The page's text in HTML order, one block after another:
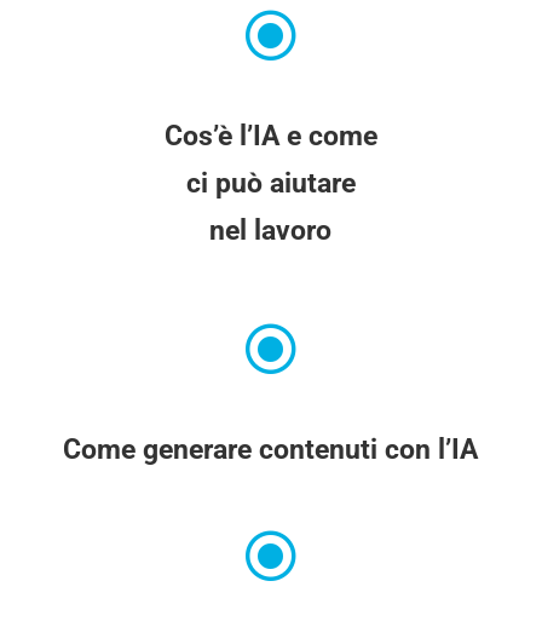
\
Cos’è l’IA e come
ci può aiutare
nel lavoro
\
Come generare contenuti con l’IA
\